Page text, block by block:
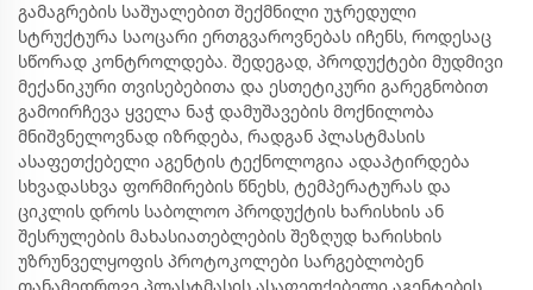
გამაგრების საშუალებით შექმნილი უჯრედული
სტრუქტურა საოცარი ერთგვაროვნებას იჩენს, როდესაც
სწორად კონტროლდება. შედეგად, პროდუქტები მუდმივი
მექანიკური თვისებებითა და ესთეტიკური გარეგნობით
გამოირჩევა ყველა ნაჭ დამუშავების მოქნილობა
მნიშვნელოვნად იზრდება, რადგან პლასტმასის
ასაფეთქებელი აგენტის ტექნოლოგია ადაპტირდება
სხვადასხვა ფორმირების წნეხს, ტემპერატურას და
ციკლის დროს საბოლოო პროდუქტის ხარისხის ან
შესრულების მახასიათებლების შეზღუდ ხარისხის
უზრუნველყოფის პროტოკოლები სარგებლობენ